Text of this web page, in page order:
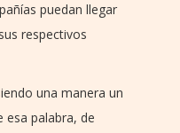
puedan llegar
respectivos
una manera un
esa palabra, de